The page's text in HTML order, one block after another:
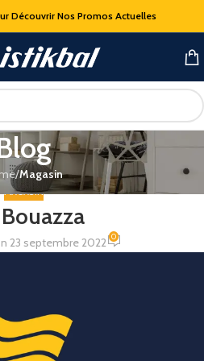
Découvrir Nos Promos Actuelles
/Magasin
MAGASIN
23 septembre 2022 0